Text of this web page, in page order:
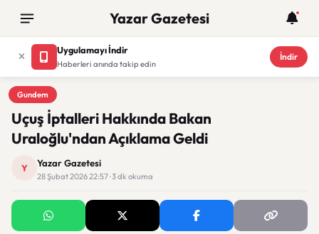
Yazar Gazetesi
Uygulamayı İndir
Haberleri anında takip edin
İndir
Gundem
Gundem
Uçuş İptalleri Hakkında Bakan
Uraloğlu'ndan Açıklama Geldi
Y Yazar Gazetesi
28 Şubat 2026 22:57 · 3 dk okuma